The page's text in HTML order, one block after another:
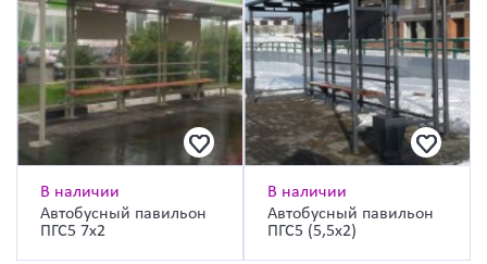
В наличии
Автобусный павильон
ПГС5 7х2
В наличии
Автобусный павильон
ПГС5 (5,5х2)